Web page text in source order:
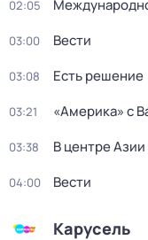
02:05
03:00 Вести
03:08 Есть решение
03:21 «Америка» с
03:38 В центре Азии
04:00 Вести
Карусель